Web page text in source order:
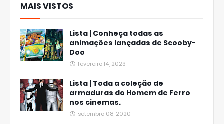
MAIS VISTOS
Lista | Conheça todas as
animações lançadas de Scooby-
Doo
fevereiro 14, 2023
Lista | Toda a coleção de
armaduras do Homem de Ferro
nos cinemas.
setembro 08, 2020